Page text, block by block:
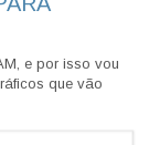
e por isso vou
que vão